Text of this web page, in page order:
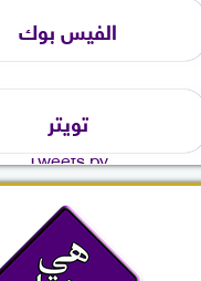
الفيس بوك
تويتر
Tweets by